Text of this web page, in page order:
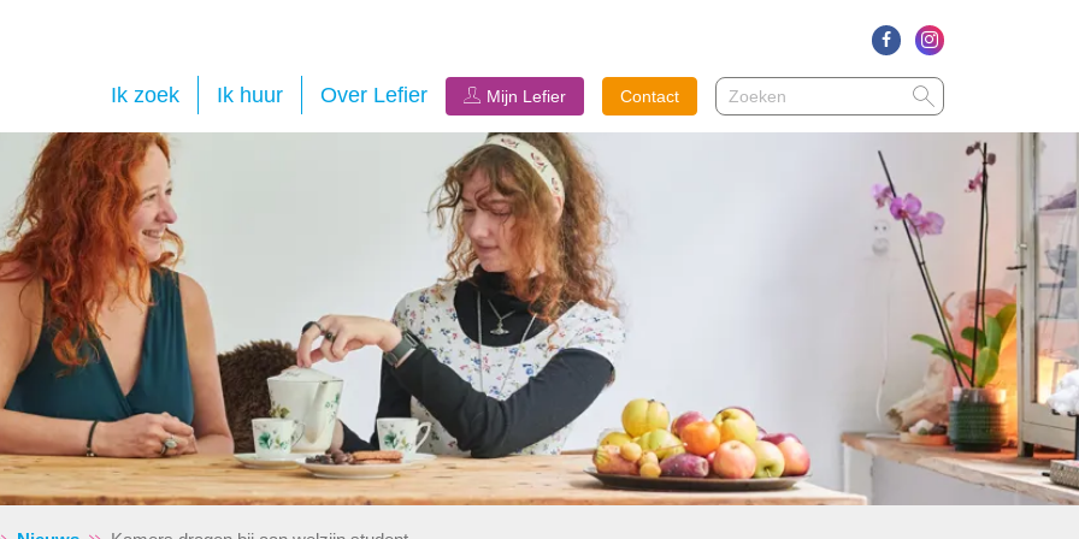
Ik zoek Ik huur Over Lefier Mijn Lefier Zoeken
Zoeken
Contact